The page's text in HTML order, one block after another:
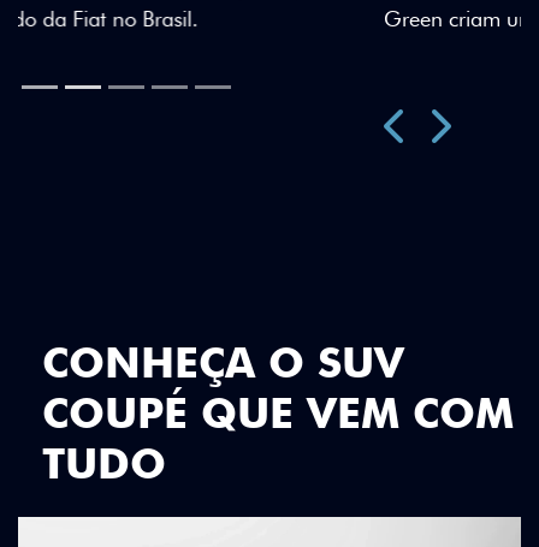
Green criam uma identidade visual única.
CONHEÇA O SUV
COUPÉ QUE VEM COM
TUDO